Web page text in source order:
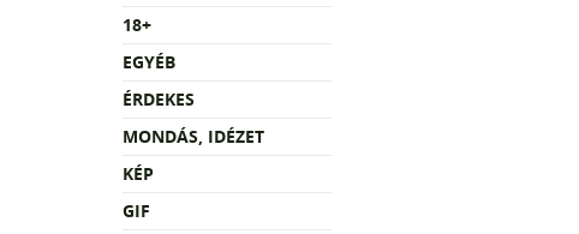
18+
EGYÉB
ÉRDEKES
MONDÁS, IDÉZET
KÉP
GIF